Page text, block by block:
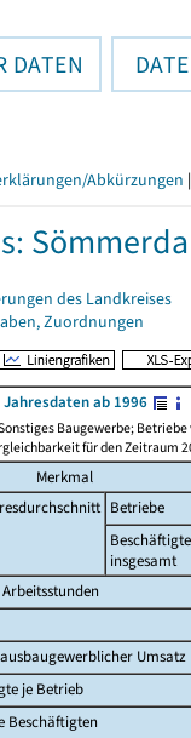
DATEN
Abkürzungen |
Sömmerda
des Landkreises
Zuordnungen
ab 1996
Baugewerbe;
für den Zeitraum
Merkmal
Betriebe
Beschäftigte
insgesamt
Arbeitsstunden
Umsatz
je Betrieb
Beschäftigten